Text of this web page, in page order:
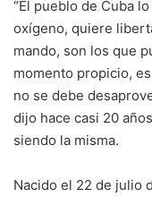
“El pueblo de Cuba
oxígeno, quiere
mando, son los que
momento propicio,
no se debe
dijo hace casi 20
siendo la misma.
Nacido el 22 de julio